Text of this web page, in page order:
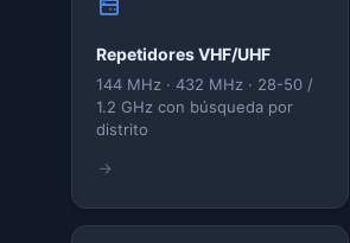
Repetidores VHF/UHF
144 MHz · 432 MHz · 28-50 /
1.2 GHz con búsqueda por
distrito